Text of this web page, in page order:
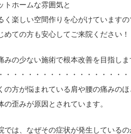
トホームな雰囲気と
く楽しい空間作りを心がけていますの
めての方も安心してご来院ください！
みの少ない施術で根本改善を目指し
・・・・・・・・・・・・・・・・・
の方が悩まれている肩や腰の痛みのほ
の歪みが原因とされています。
では、なぜその症状が発生しているの